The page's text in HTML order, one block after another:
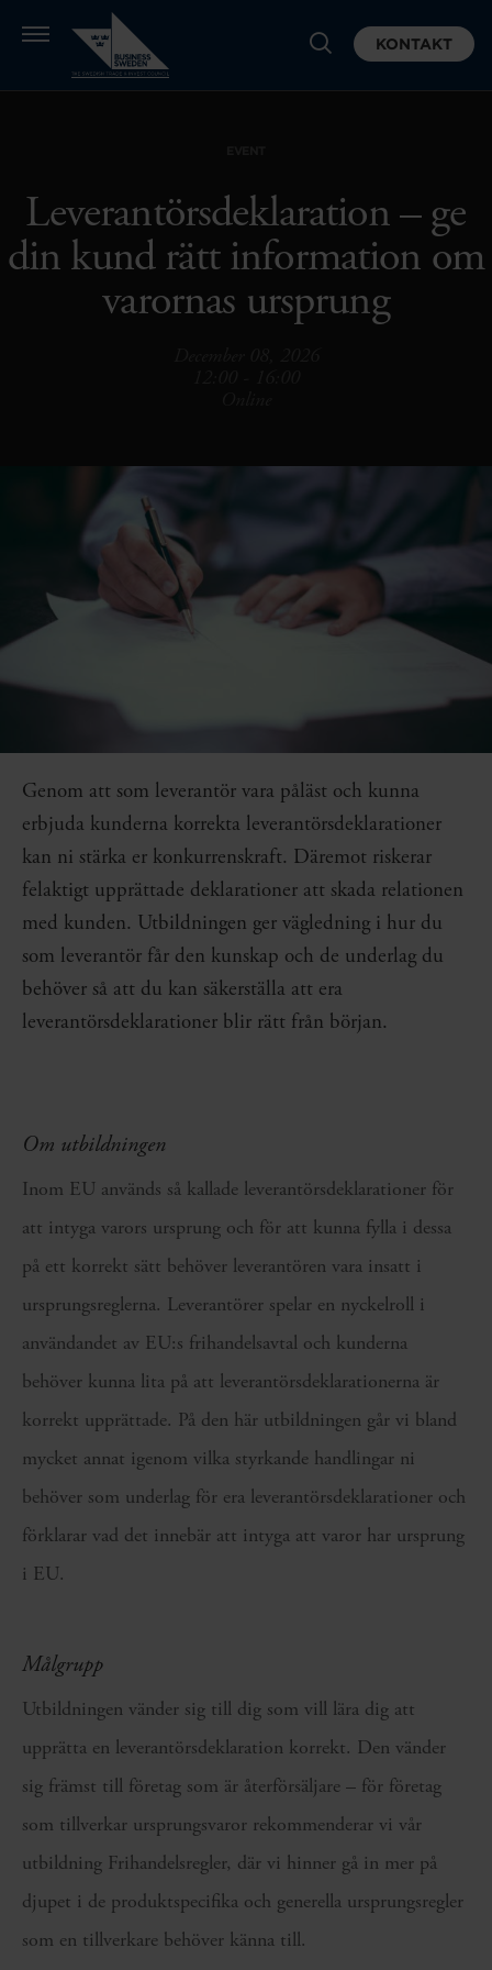
KONTAKT
Leverantörsdeklaration – ge
din kund rätt information om
varornas ursprung
Genom att som leverantör vara påläst och kunna
erbjuda kunderna korrekta leverantörsdeklarationer
kan ni stärka er konkurrenskraft. Däremot riskerar
felaktigt upprättade deklarationer att skada relationen
med kunden. Utbildningen ger vägledning i hur du
som leverantör får den kunskap och de underlag du
behöver så att du kan säkerställa att era
leverantörsdeklarationer blir rätt från början.
Om utbildningen
Inom EU används så kallade leverantörsdeklarationer för
att intyga varors ursprung och för att kunna fylla i dessa
på ett korrekt sätt behöver leverantören vara insatt i
ursprungsreglerna. Leverantörer spelar en nyckelroll i
användandet av EU:s frihandelsavtal och kunderna
behöver kunna lita på att leverantörsdeklarationerna är
korrekt upprättade. På den här utbildningen går vi bland
mycket annat igenom vilka styrkande handlingar ni
behöver som underlag för era leverantörsdeklarationer och
förklarar vad det innebär att intyga att varor har ursprung
i EU.
Målgrupp
Utbildningen vänder sig till dig som vill lära dig att
upprätta en leverantörsdeklaration korrekt. Den vänder
sig främst till företag som är återförsäljare – för företag
som tillverkar ursprungsvaror rekommenderar vi vår
utbildning Frihandelsregler, där vi hinner gå in mer på
djupet i de produktspecifika och generella ursprungsregler
som en tillverkare behöver känna till.